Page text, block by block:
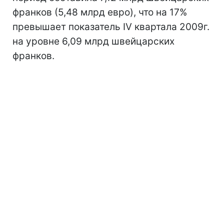
франков (5,48 млрд евро), что на 17%
превышает показатель IV квартала 2009г.
на уровне 6,09 млрд швейцарских
франков.